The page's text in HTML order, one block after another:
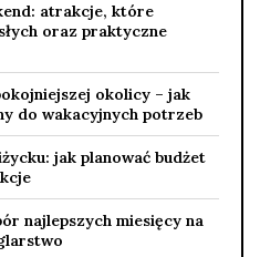
atrakcje, które
oraz praktyczne
okolicy – jak
do wakacyjnych potrzeb
jak planować budżet
najlepszych miesięcy na